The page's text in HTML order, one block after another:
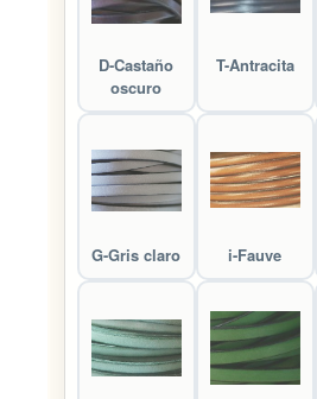
D-Castaño
oscuro
T-Antracita
G-Gris claro i-Fauve